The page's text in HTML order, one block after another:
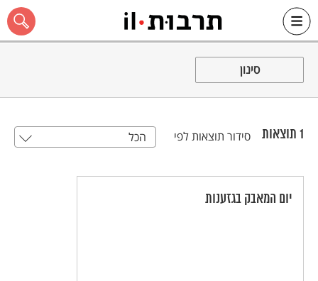
כל האתר
סינון
1 תוצאות סידור תוצאות לפי הכל
יום המאבק בגזענות